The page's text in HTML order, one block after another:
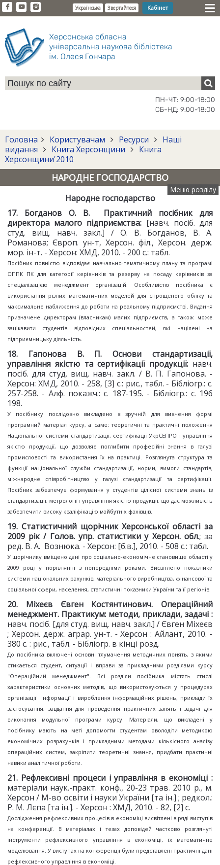
Українська Звертайтеся Кабінет
Херсонська обласна
універсальна наукова бібліотека
ім. Олеся Гончара
ПН-ЧТ: 9:00-18:00
СБ-НД: 9:00-18:00
Головна Користувачам Ресурси
Наші
видання
Книга Херсонщини
Книга
Херсонщини'2010
НАРОДНЕ ГОСПОДАРСТВО
Меню розділу
Народне господарство
17. Богданов О. В. Практичний посібник для
директора малого підприємства: [навч. посіб. для
студ. вищ. навч. закл.] / О. В. Богданов, В. А.
Романова; Європ. ун-т, Херсон. філ., Херсон. держ.
мор. ін-т. - Херсон: ХМД, 2010. - 200 с.: табл.
Посібник повністю відповідає навчально-тематичному плану та програмі
ОППК ПК для категорії керівників та резерву на посаду керівників за
спеціалізацією менеджмент організацій. Особливістю посібника є
використання різних математичних моделей для спрощеного обліку та
максимальне наближення до роботи на реальному підприємстві. Видання
призначене директорам (власникам) малих підприємств, а також може
зацікавити студентів відповідних спеціальностей, які націлені на
підприємницьку діяльність.
18. Гапонова В. П. Основи стандартизації,
управління якістю та сертифікації продукції: навч.
посіб. для студ. вищ. навч. закл. / В. П. Гапонова. -
Херсон: ХМД, 2010. - 258, [3] с.: рис., табл. - Бібліогр.: с.
257-258. - Алф. покажч.: с. 187-195. - Бібліогр.: с. 196
198.
У посібнику послідовно викладено в зручній для вивчення формі
програмний матеріал курсу, а саме: теоретичні та практичні положення
Національної системи стандартизації, сертифікації УкрСЕПРО і управління
якістю продукції, що дозволяє поглибити професійні знання в галузі
промисловості та використання їх на практиці. Розглянута структура та
функції національної служби стандартизації, норми, вимоги стандартів,
міжнародне співробітництво у галузі стандартизації та сертифікації.
Посібник забезпечує формування у студентів цілісної системи знань із
стандартизації, метрології і управління якістю продукції, що дає можливість
забезпечити високу кваліфікацію майбутніх фахівців.
19. Статистичний щорiчник Херсонської області за
2009 рік / Голов. упр. статистики у Херсон. обл.; за
ред. В. А. Вознюка. - Херсон: [б.в.], 2010. - 508 с.: табл.
У щорічнику вміщено дані про соціально-економічне становище області у
2009 році у порівнянні з попередніми роками. Висвітлено показники
системи національних рахунків, матеріального виробництва, фінансової та
соціальної сфери, населення, статистичні показники України та її регіонів.
20. Міхеєв Євген Костянтинович. Операційний
менеджмент. Практикум: методи, приклади, задачі :
навч. посіб. [для студ. вищ. навч. закл.] / Євген Міхеєв
; Херсон. держ. аграр. ун-т. - Херсон : Айлант, 2010. -
380 с. : рис., табл. - Бібліогр. в кінці розд.
До посібника включені основні тлумачення методичних понять, з якими
стикається студент, ситуації і вправи за прикладними розділами курсу
"Операційний менеджмент". Всі розділи посібника містять стислі
характеристики основних методів, що використовуються у процедурах
організації інформації і вироблення інформаційних рішень, приклади їх
застосування, завдання для проведення практичних занять і задачі для
виконання модульної програми курсу. Матеріали, що викладені у
посібнику мають на меті допомогти студентам оволодіти методикою
економічних розрахунків і прикладними методами кількісного аналізу
операційних систем, закріпити теоретичні знання, придбати практичні
навики аналітичної роботи.
21. Рефлексивні процеси і управління в економіці :
матеріали наук.-практ. конф., 20-23 трав. 2010 р., м.
Херсон / М-во освіти і науки України [та ін.] ; редкол.:
Р. М. Лєпа [та ін.]. - Херсон : ХМД, 2010. - 82, [2] с.
Дослідження рефлексивних процесів в економіці висвітлені в ряді виступів
на конференції. В матеріалах і тезах доповідей частково розглянуті
інструменти рефлексивного управління в економіці, їх математичне
моделювання. У виступах на конференції були представлені практичні дані
рефлексивного управління в економіці.